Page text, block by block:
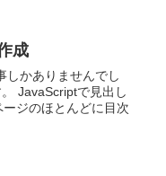
成
しかありませんでし
JavaScriptで見出し
ジのほとんどに目次